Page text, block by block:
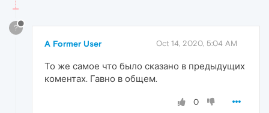
?
A Former User Oct 14, 2020, 5:04 AM
То же самое что было сказано в предыдущих
коментах. Гавно в общем.
0